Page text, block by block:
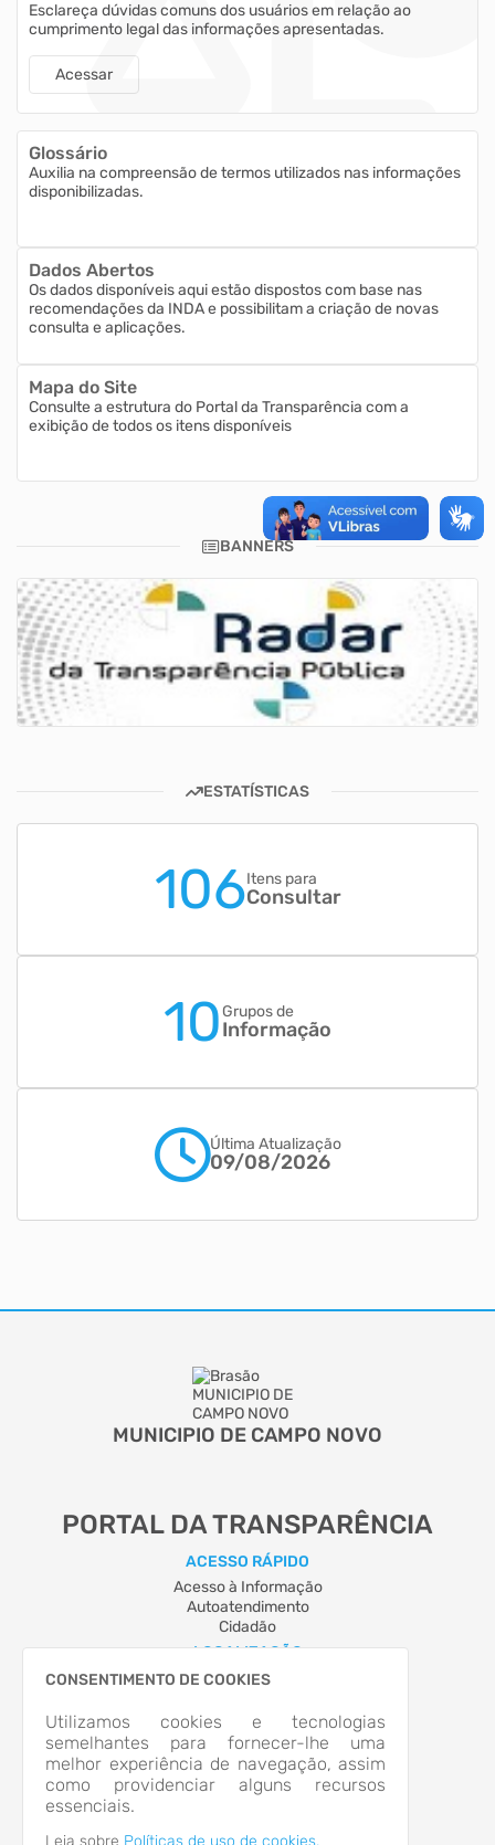
CONSENTIMENTO DE COOKIES
Utilizamos cookies e tecnologias
semelhantes para fornecer-lhe uma
melhor experiência de navegação, assim
como providenciar alguns recursos
essenciais.
Leia sobre Políticas de uso de cookies.
Esclareça dúvidas comuns dos usuários em relação ao
cumprimento legal das informações apresentadas.
Acessar
Glossário
Auxilia na compreensão de termos utilizados nas informações
disponibilizadas.
Dados Abertos
Os dados disponíveis aqui estão dispostos com base nas
recomendações da INDA e possibilitam a criação de novas
consulta e aplicações.
Mapa do Site
Consulte a estrutura do Portal da Transparência com a
exibição de todos os itens disponíveis
BANNERS
ESTATÍSTICAS
106Itens para
Consultar
10Grupos de
Informação
Última Atualização
09/08/2026
MUNICIPIO DE CAMPO NOVO
PORTAL DA TRANSPARÊNCIA
ACESSO RÁPIDO
Acesso à Informação
Autoatendimento
Cidadão
LOCALIZAÇÃO
Avenida Bento Gonçalves, Nº 555, Centro
CEP: 98.570-000
Abrir no Mapa
CONTATOS
(55) 2013-0080
prefeitura@camponovo.rs.gov.br
HORÁRIO DE ATENDIMENTO